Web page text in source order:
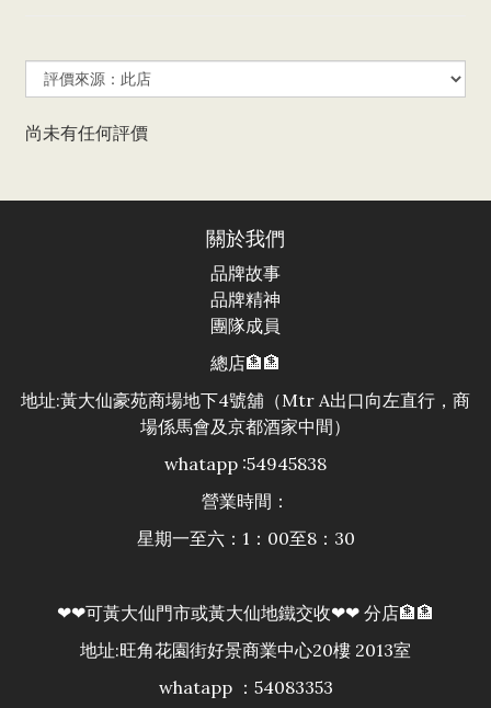
尚未有任何評價
關於我們
品牌故事
品牌精神
團隊成員
總店🏦🏦
地址:黃大仙豪苑商場地下4號舖（Mtr A出口向左直行，商
場係馬會及京都酒家中間）
whatapp :54945838
營業時間：
星期一至六：1：00至8：30
❤❤可黃大仙門市或黃大仙地鐵交收❤❤ 分店🏦🏦
地址:旺角花園街好景商業中心20樓 2013室
whatapp ：54083353